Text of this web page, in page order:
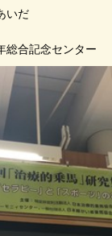
いだ
総合記念センター